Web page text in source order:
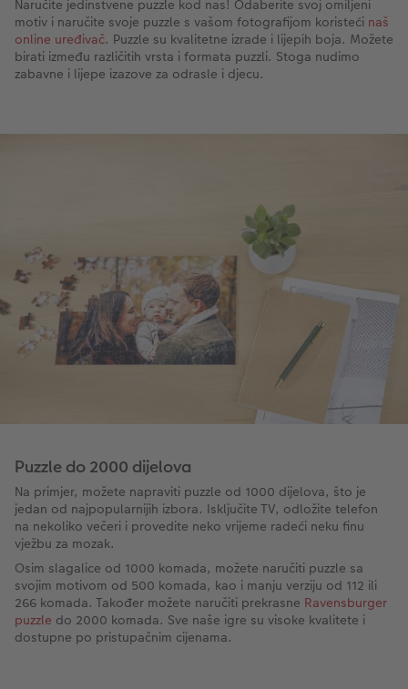
Naručite jedinstvene puzzle kod nas! Odaberite svoj omiljeni
motiv i naručite svoje puzzle s vašom fotografijom koristeći naš
online uređivač. Puzzle su kvalitetne izrade i lijepih boja. Možete
birati između različitih vrsta i formata puzzli. Stoga nudimo
zabavne i lijepe izazove za odrasle i djecu.
Puzzle do 2000 dijelova
Na primjer, možete napraviti puzzle od 1000 dijelova, što je
jedan od najpopularnijih izbora. Isključite TV, odložite telefon
na nekoliko večeri i provedite neko vrijeme radeći neku finu
vježbu za mozak.
Osim slagalice od 1000 komada, možete naručiti puzzle sa
svojim motivom od 500 komada, kao i manju verziju od 112 ili
266 komada. Također možete naručiti prekrasne Ravensburger
puzzle do 2000 komada. Sve naše igre su visoke kvalitete i
dostupne po pristupačnim cijenama.